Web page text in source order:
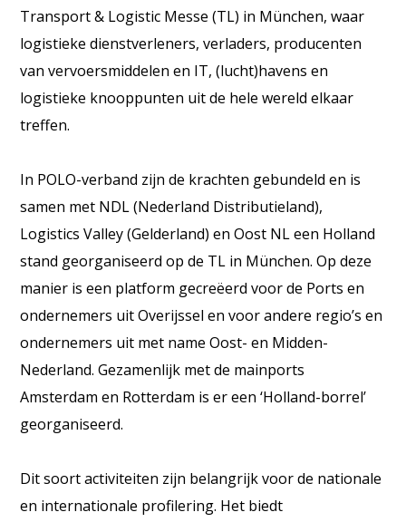
Transport & Logistic Messe (TL) in München, waar
logistieke dienstverleners, verladers, producenten
van vervoersmiddelen en IT, (lucht)havens en
logistieke knooppunten uit de hele wereld elkaar
treffen.
In POLO-verband zijn de krachten gebundeld en is
samen met NDL (Nederland Distributieland),
Logistics Valley (Gelderland) en Oost NL een Holland
stand georganiseerd op de TL in München. Op deze
manier is een platform gecreëerd voor de Ports en
ondernemers uit Overijssel en voor andere regio’s en
ondernemers uit met name Oost- en Midden-
Nederland. Gezamenlijk met de mainports
Amsterdam en Rotterdam is er een ‘Holland-borrel’
georganiseerd.
Dit soort activiteiten zijn belangrijk voor de nationale
en internationale profilering. Het biedt